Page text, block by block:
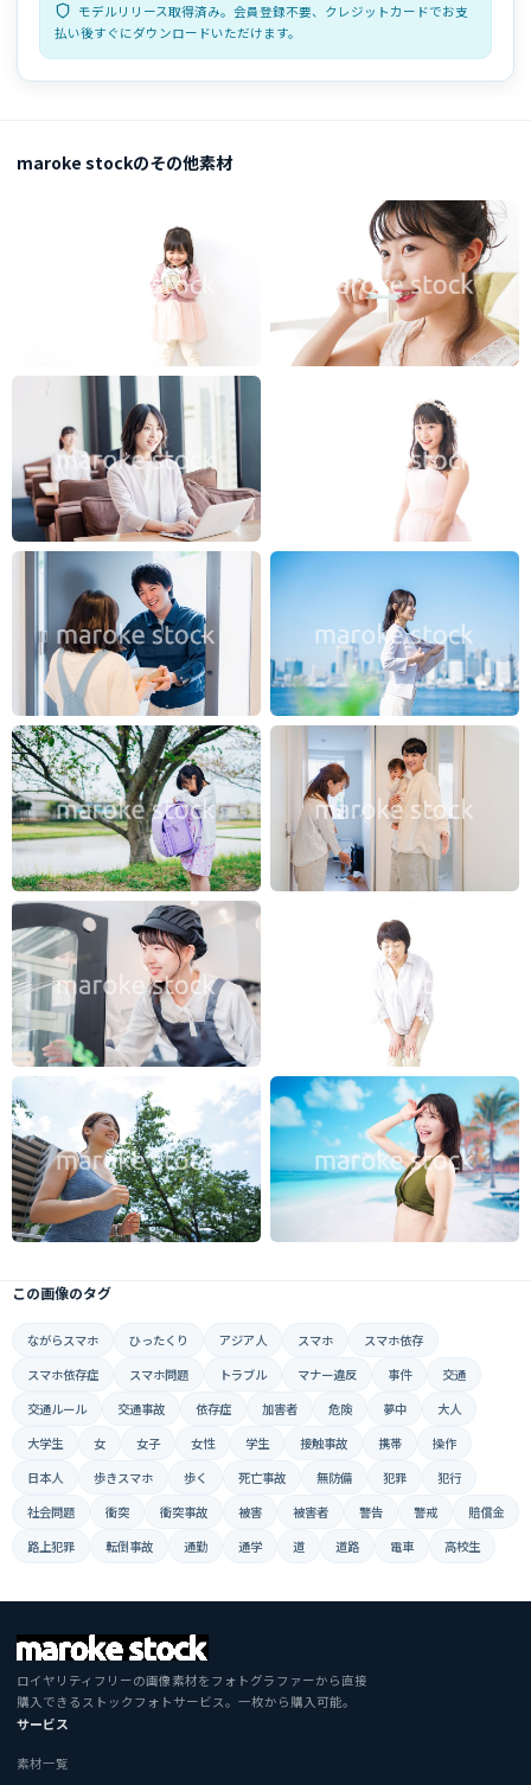
モデルリリース取得済み。会員登録不要、クレジットカードでお支
払い後すぐにダウンロードいただけます。
maroke stockのその他素材
この画像のタグ
ながらスマホ ひったくり アジア人 スマホ
スマホ依存
スマホ依存症
スマホ問題 トラブル マナー違反 事件
交通
交通ルール
交通事故 依存症 加害者 危険 夢中
大人
大学生
女 女子 女性 学生 接触事故 携帯
操作
日本人
歩きスマホ 歩く 死亡事故 無防備 犯罪
犯行
社会問題
衝突 衝突事故 被害 被害者 警告 警戒
賠償金
路上犯罪
転倒事故 通勤 通学 道 道路 電車 高校生
ロイヤリティフリーの画像素材をフォトグラファーから直接
購入できるストックフォトサービス。一枚から購入可能。
サービス
素材一覧